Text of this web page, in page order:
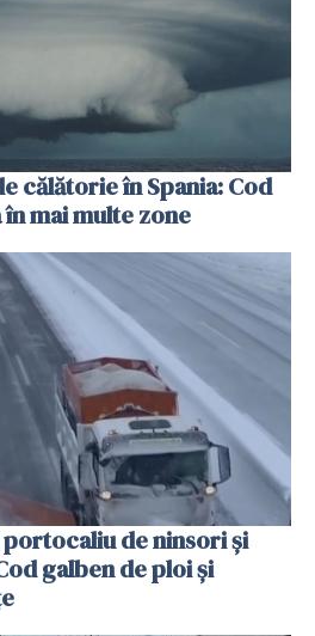
călătorie în Spania: Cod
mai multe zone
de ninsori şi
galben de ploi şi